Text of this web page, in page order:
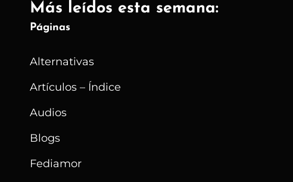
Más leídos esta semana:
Páginas
Alternativas
Artículos – Índice
Audios
Blogs
Fediamor